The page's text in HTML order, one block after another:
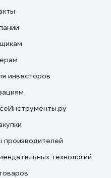
инвесторов
технологий